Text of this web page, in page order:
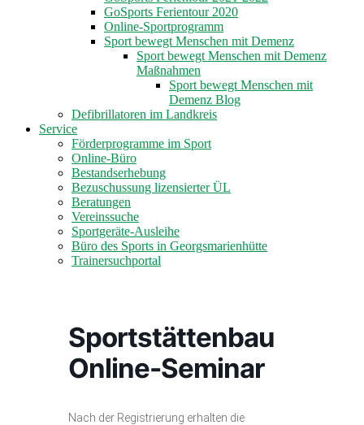
GoSports Ferientour 2020
Online-Sportprogramm
Sport bewegt Menschen mit Demenz
Sport bewegt Menschen mit Demenz
Maßnahmen
Sport bewegt Menschen mit
Demenz Blog
Defibrillatoren im Landkreis
Service
Förderprogramme im Sport
Online-Büro
Bestandserhebung
Bezuschussung lizensierter ÜL
Beratungen
Vereinssuche
Sportgeräte-Ausleihe
Büro des Sports in Georgsmarienhütte
Trainersuchportal
Sportstättenbau
Online-Seminar
Nach der Registrierung erhalten die